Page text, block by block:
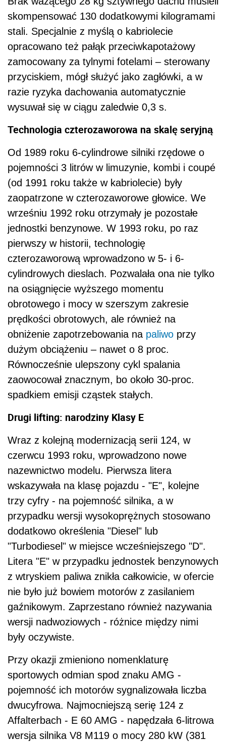
skompensować 130 dodatkowymi kilogramami
stali. Specjalnie z myślą o kabriolecie
opracowano też pałąk przeciwkapotażowy
zamocowany za tylnymi fotelami – sterowany
przyciskiem, mógł służyć jako zagłówki, a w
razie ryzyka dachowania automatycznie
wysuwał się w ciągu zaledwie 0,3 s.
Technologia czterozaworowa na skalę seryjną
Od 1989 roku 6-cylindrowe silniki rzędowe o
pojemności 3 litrów w limuzynie, kombi i coupé
(od 1991 roku także w kabriolecie) były
zaopatrzone w czterozaworowe głowice. We
wrześniu 1992 roku otrzymały je pozostałe
jednostki benzynowe. W 1993 roku, po raz
pierwszy w historii, technologię
czterozaworową wprowadzono w 5- i 6-
cylindrowych dieslach. Pozwalała ona nie tylko
na osiągnięcie wyższego momentu
obrotowego i mocy w szerszym zakresie
prędkości obrotowych, ale również na
obniżenie zapotrzebowania na paliwo przy
dużym obciążeniu – nawet o 8 proc.
Równocześnie ulepszony cykl spalania
zaowocował znacznym, bo około 30-proc.
spadkiem emisji cząstek stałych.
Drugi lifting: narodziny Klasy E
Wraz z kolejną modernizacją serii 124, w
czerwcu 1993 roku, wprowadzono nowe
nazewnictwo modelu. Pierwsza litera
wskazywała na klasę pojazdu - "E", kolejne
trzy cyfry - na pojemność silnika, a w
przypadku wersji wysokoprężnych stosowano
dodatkowo określenia "Diesel" lub
"Turbodiesel" w miejsce wcześniejszego "D".
Litera "E" w przypadku jednostek benzynowych
z wtryskiem paliwa znikła całkowicie, w ofercie
nie było już bowiem motorów z zasilaniem
gaźnikowym. Zaprzestano również nazywania
wersji nadwoziowych - różnice między nimi
były oczywiste.
Przy okazji zmieniono nomenklaturę
sportowych odmian spod znaku AMG -
pojemność ich motorów sygnalizowała liczba
dwucyfrowa. Najmocniejszą serię 124 z
Affalterbach - E 60 AMG - napędzała 6-litrowa
wersja silnika V8 M119 o mocy 280 kW (381